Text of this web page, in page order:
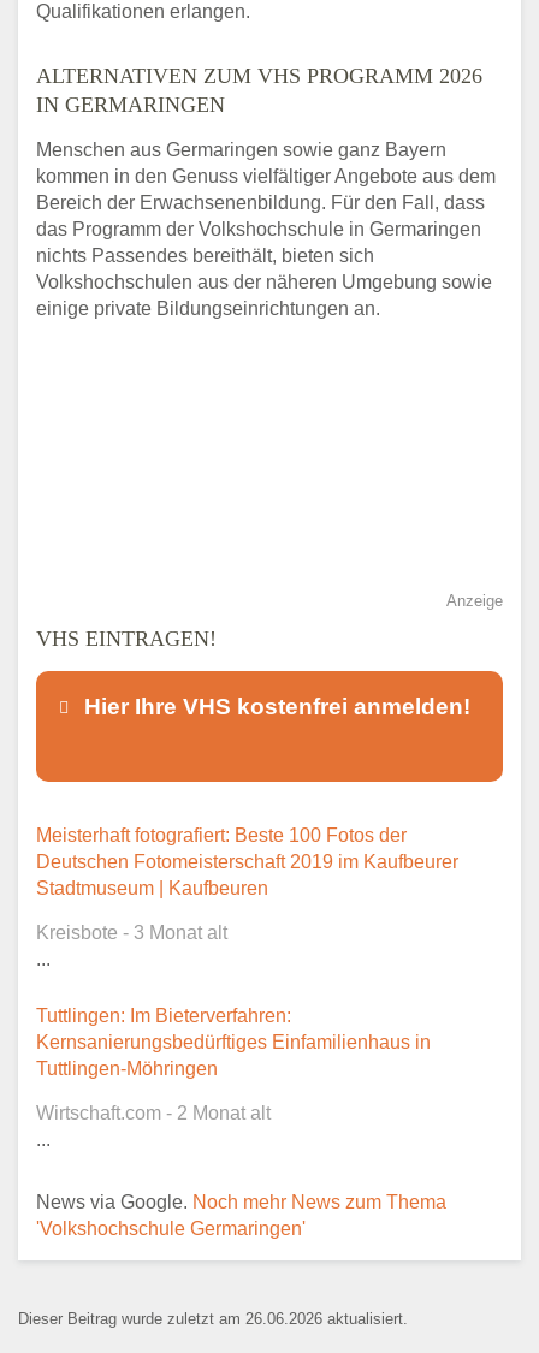
Qualifikationen erlangen.
ALTERNATIVEN ZUM VHS PROGRAMM 2026
IN GERMARINGEN
Menschen aus Germaringen sowie ganz Bayern
kommen in den Genuss vielfältiger Angebote aus dem
Bereich der Erwachsenenbildung. Für den Fall, dass
das Programm der Volkshochschule in Germaringen
nichts Passendes bereithält, bieten sich
Volkshochschulen aus der näheren Umgebung sowie
einige private Bildungseinrichtungen an.
Anzeige
VHS EINTRAGEN!
Hier Ihre VHS kostenfrei anmelden!
Dieser Teil dient lediglich zur
Kontaktaufnahme und ist nicht
öffentlich sichtbar.
Ansprechpartner
Meisterhaft fotografiert: Beste 100 Fotos der
Deutschen Fotomeisterschaft 2019 im Kaufbeurer
Stadtmuseum | Kaufbeuren
Kreisbote - 3 Monat alt
...
Tuttlingen: Im Bieterverfahren:
Kernsanierungsbedürftiges Einfamilienhaus in
Tuttlingen-Möhringen
Wirtschaft.com - 2 Monat alt
...
News via Google. Noch mehr News zum Thema
'Volkshochschule Germaringen'
Dieser Beitrag wurde zuletzt am 26.06.2026 aktualisiert.